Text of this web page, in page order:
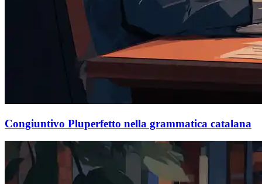
Congiuntivo Pluperfetto nella grammatica catalana